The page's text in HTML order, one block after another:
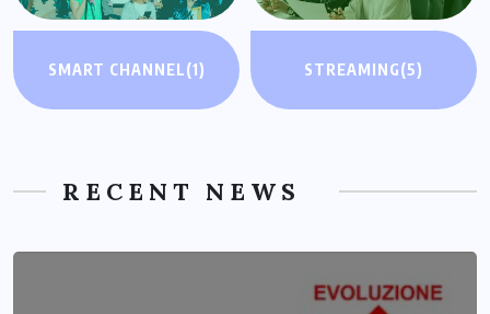
SMART CHANNEL(1) STREAMING(5)
RECENT NEWS